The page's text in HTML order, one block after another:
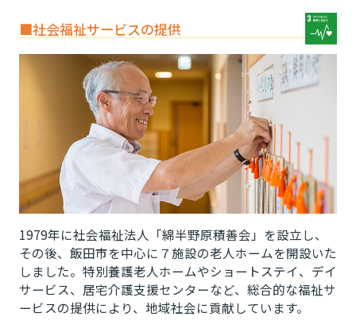
■社会福祉サービスの提供
1979年に社会福祉法人「綿半野原積善会」を設立し、
その後、飯田市を中心に７施設の老人ホームを開設いた
しました。特別養護老人ホームやショートステイ、デイ
サービス、居宅介護支援センターなど、総合的な福祉サ
ービスの提供により、地域社会に貢献しています。